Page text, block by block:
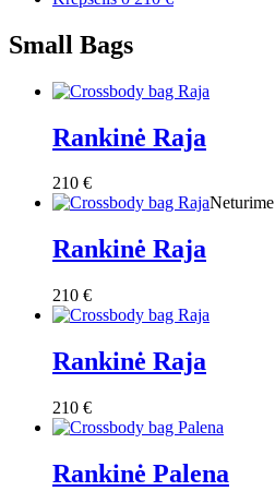
Small Bags
Rankinė Raja
210 €
Neturime
Rankinė Raja
210 €
Rankinė Raja
210 €
Rankinė Palena